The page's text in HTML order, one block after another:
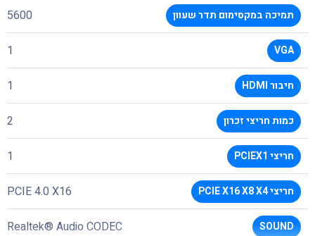
תמיכה במקסימום תדר שעוון 5600
VGA
1
חיבור HDMI 1
כמות חריצי זכרון 2
חריצי PCIEX1 1
חריצי PCIE X16 X8 X4 PCIE 4.0 X16
SOUND
Realtek® Audio CODEC